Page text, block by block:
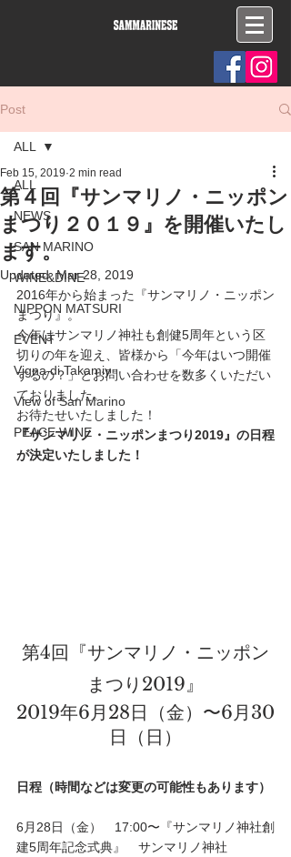
Post
ALL
NEWS
SAN MARINO
WINE&DINE
NIPPON MATSURI
EVENT
Vigna di Takamiy
View of San Marino
PEACE WINE
ALL
第４回『サンマリノ・ニッポン
まつり２０１９』を開催いたし
ます。
Feb 15, 2019 2 min read
Updated:Mar 28, 2019
2016年から始まった『サンマリノ・ニッポン
まつり』。
今年はサンマリノ神社も創健5周年という区
切りの年を迎え、皆様から「今年はいつ開催
するの？」とお問い合わせを数多くいただい
ておりました。
お待たせいたしました！
『サンマリノ・ニッポンまつり2019』の日程
が決定いたしました！
第4回『サンマリノ・ニッポン
まつり2019』
2019年6月28日（金）〜6月30
日（日）
日程（時間などは変更の可能性もあります）
6月28日（金）　17:00〜『サンマリノ神社創
建5周年記念式典』　サンマリノ神社